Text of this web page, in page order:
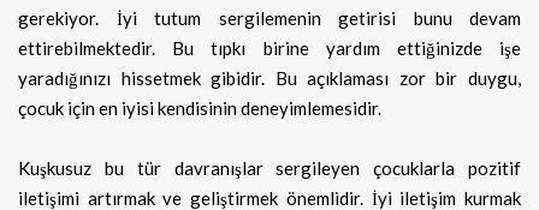
gerekiyor. İyi tutum sergilemenin getirisi bunu devam
ettirebilmektedir. Bu tıpkı birine yardım ettiğinizde işe
yaradığınızı hissetmek gibidir. Bu açıklaması zor bir duygu,
çocuk için en iyisi kendisinin deneyimlemesidir.
Kuşkusuz bu tür davranışlar sergileyen çocuklarla pozitif
iletişimi artırmak ve geliştirmek önemlidir. İyi iletişim kurmak